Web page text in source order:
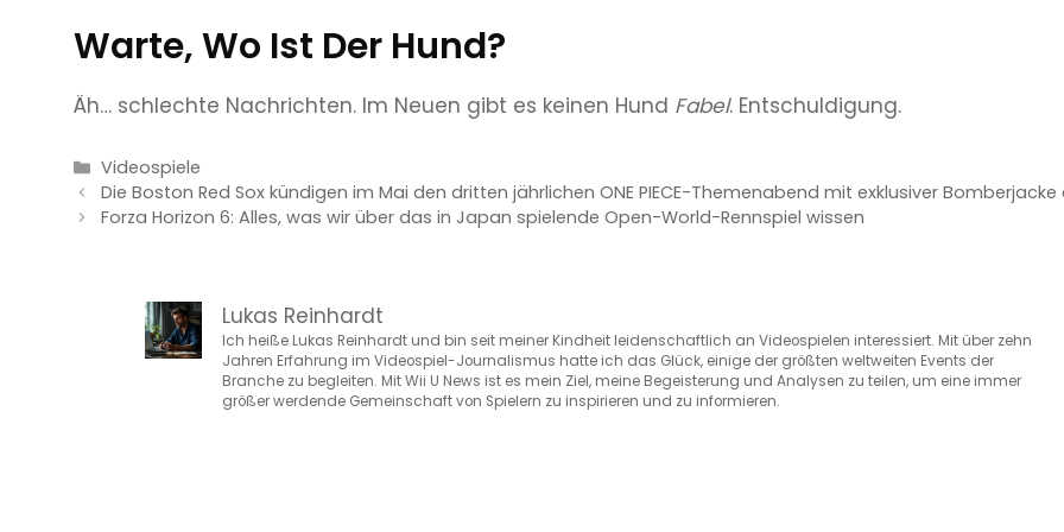
Warte, Wo Ist Der Hund?
Äh… schlechte Nachrichten. Im Neuen gibt es keinen Hund Fabel. Entschuldigung.
Kategorien
Videospiele
Die Boston Red Sox kündigen im Mai den dritten jährlichen ONE PIECE-Themenabend mit exklusiver Bomberjacke
Forza Horizon 6: Alles, was wir über das in Japan spielende Open-World-Rennspiel wissen
Lukas Reinhardt
Ich heiße Lukas Reinhardt und bin seit meiner Kindheit leidenschaftlich an Videospielen interessiert. Mit über zehn
Jahren Erfahrung im Videospiel-Journalismus hatte ich das Glück, einige der größten weltweiten Events der
Branche zu begleiten. Mit Wii U News ist es mein Ziel, meine Begeisterung und Analysen zu teilen, um eine immer
größer werdende Gemeinschaft von Spielern zu inspirieren und zu informieren.